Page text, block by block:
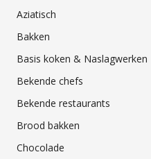
Aziatisch
Bakken
Basis koken & Naslagwerken
Bekende chefs
Bekende restaurants
Brood bakken
Chocolade